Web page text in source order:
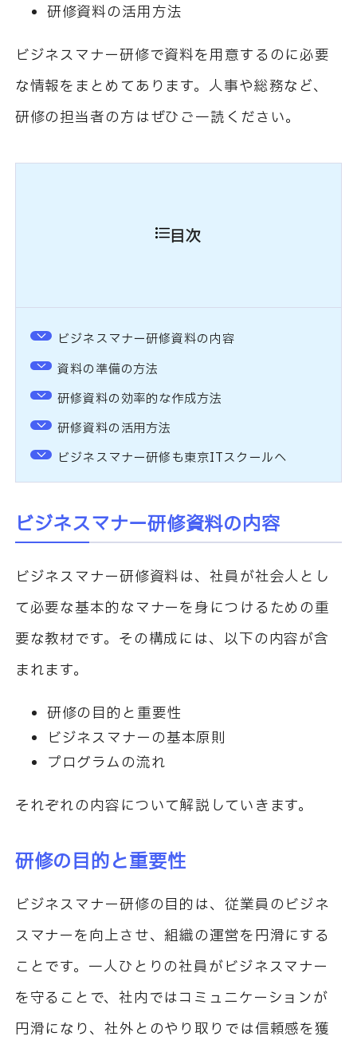
研修資料の活用方法
ビジネスマナー研修で資料を用意するのに必要
な情報をまとめてあります。人事や総務など、
研修の担当者の方はぜひご一読ください。
目次
ビジネスマナー研修資料の内容
資料の準備の方法
研修資料の効率的な作成方法
研修資料の活用方法
ビジネスマナー研修も東京ITスクールへ
ビジネスマナー研修資料の内容
ビジネスマナー研修資料は、社員が社会人とし
て必要な基本的なマナーを身につけるための重
要な教材です。その構成には、以下の内容が含
まれます。
研修の目的と重要性
ビジネスマナーの基本原則
プログラムの流れ
それぞれの内容について解説していきます。
研修の目的と重要性
ビジネスマナー研修の目的は、従業員のビジネ
スマナーを向上させ、組織の運営を円滑にする
ことです。一人ひとりの社員がビジネスマナー
を守ることで、社内ではコミュニケーションが
円滑になり、社外とのやり取りでは信頼感を獲